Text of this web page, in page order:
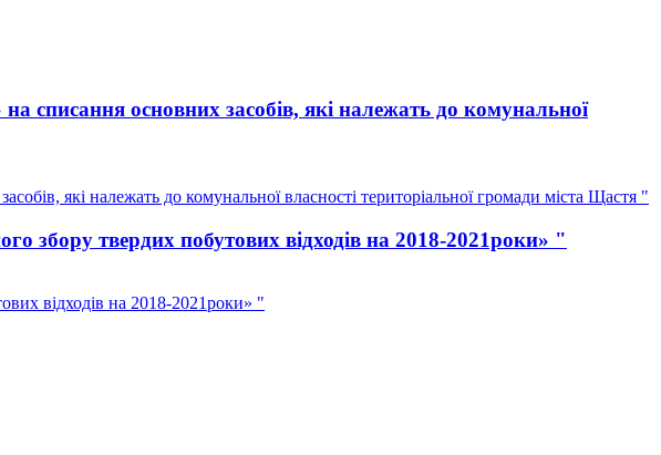
списання основних засобів, які належать до комунальної
які належать до комунальної власності територіальної громади міста Щастя "
твердих побутових відходів на 2018-2021роки» "
відходів на 2018-2021роки» "